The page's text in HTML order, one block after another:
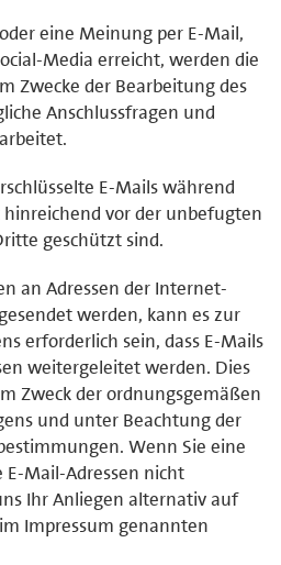
eine Meinung per E-Mail,
Media erreicht, werden die
Zwecke der Bearbeitung des
Anschlussfragen und
E-Mails während
hinreichend vor der unbefugten
geschützt sind.
an Adressen der Internet-
werden, kann es zur
erforderlich sein, dass E-Mails
weitergeleitet werden. Dies
Zweck der ordnungsgemäßen
und unter Beachtung der
Wenn Sie eine
Mail-Adressen nicht
Ihr Anliegen alternativ auf
Impressum genannten